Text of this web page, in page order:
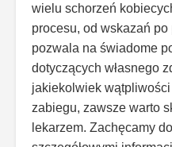
wielu schorzeń
procesu, od wskazań
pozwala na świadome
dotyczących własnego
jakiekolwiek
zabiegu, zawsze warto
lekarzem. Zachęcamy